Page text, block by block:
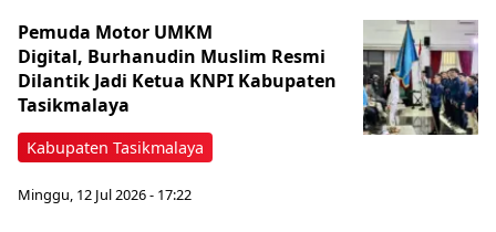
Kabupaten Tasikmalaya
Pemuda Motor UMKM
Digital, Burhanudin Muslim Resmi
Dilantik Jadi Ketua KNPI Kabupaten
Tasikmalaya
Minggu, 12 Jul 2026 - 17:22